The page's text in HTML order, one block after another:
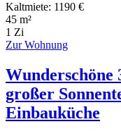
Kaltmiete: 1190 €
45 m²
1 Zi
Zur Wohnung
großer
Einbauküche